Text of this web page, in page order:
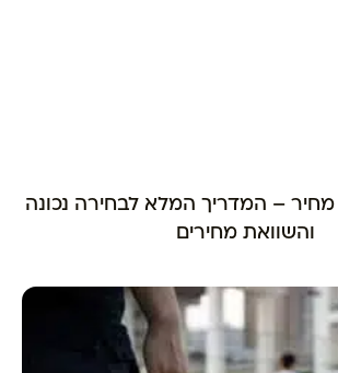
מחיר – המדריך המלא לבחירה נכונה
והשוואת מחירים